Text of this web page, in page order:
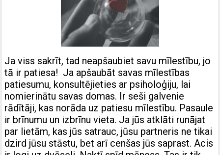
Ja viss sakrīt, tad neapšaubiet savu mīlestību, jo
tā ir patiesa! Ja apšaubāt savas mīlestības
patiesumu, konsultējieties ar psiholoģiju, lai
nomierinātu savas domas. Ir seši galvenie
rādītāji, kas norāda uz patiesu mīlestību. Pasaule
ir brīnumu un izbrīnu vieta. Ja jūs atklāti runājat
par lietām, kas jūs satrauc, jūsu partneris ne tikai
dzird jūsu stāstu, bet arī cenšas jūs saprast. Acis